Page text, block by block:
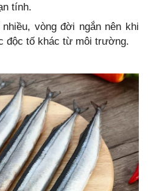
tính.
vòng đời ngắn nên khi
độc tố khác từ môi trường.